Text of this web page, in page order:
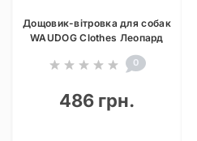
Дощовик-вітровка для собак
WAUDOG Clothes Леопард
0
486 грн.